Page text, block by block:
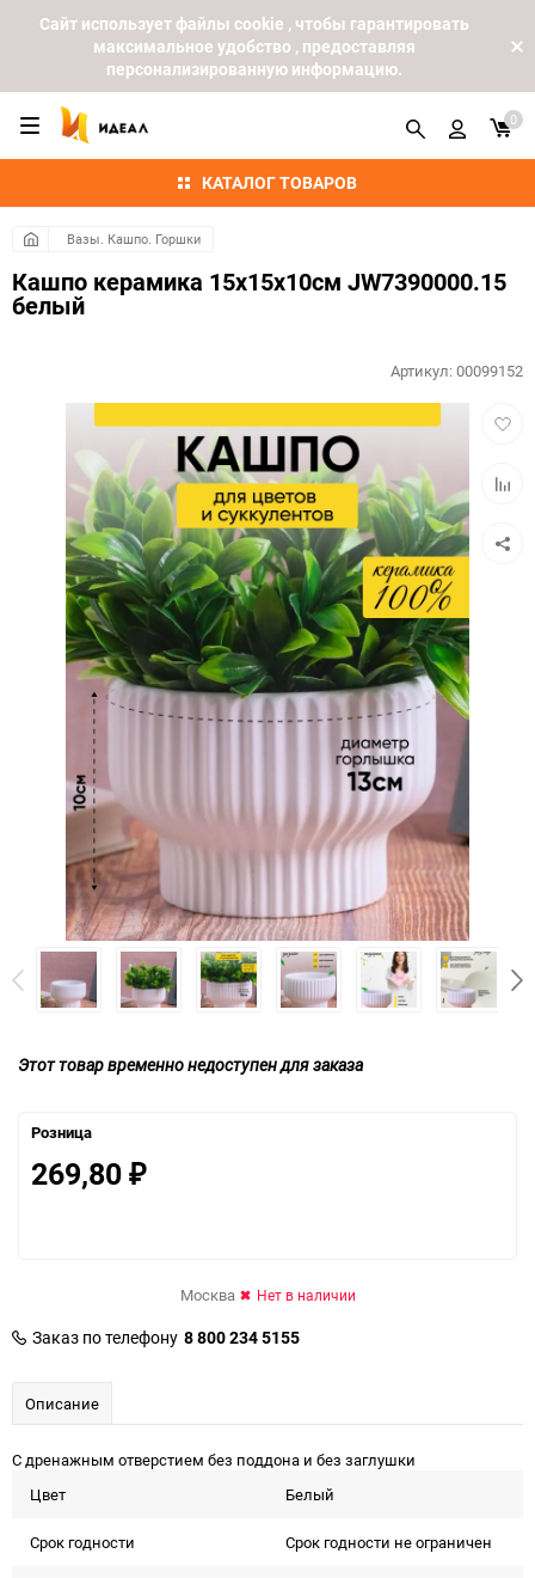
Cайт использует файлы cookie , чтобы гарантировать
максимальное удобство , предоставляя
персонализированную информацию.
КАТАЛОГ ТОВАРОВ
0
Вазы. Кашпо. Горшки
Кашпо керамика 15х15х10см JW7390000.15
белый
Артикул:00099152
Этот товар временно недоступен для заказа
Розница
269,80 ₽
Москва Нет в наличии
Заказ по телефону 8 800 234 5155
Описание
С дренажным отверстием без поддона и без заглушки
Цвет
Белый
Срок годности Срок годности не ограничен